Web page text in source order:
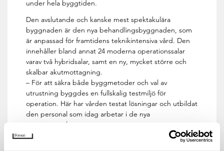
under hela byggtiden.
Den avslutande och kanske mest spektakulära
byggnaden är den nya behandlings­byggnaden, som
är anpassad för framtidens teknikintensiva vård. Den
innehåller bland annat 24 moderna operationssalar
varav två hybridsalar, samt en ny, mycket större och
skalbar akutmottagning.
– För att säkra både byggmetoder och val av
utrustning byggdes en fullskalig testmiljö för
operation. Här har vården testat lösningar och utbildat
den personal som idag arbetar i de nya
operationssalarna.
Lars Netzell, biträdande projektchef på Locum, vill